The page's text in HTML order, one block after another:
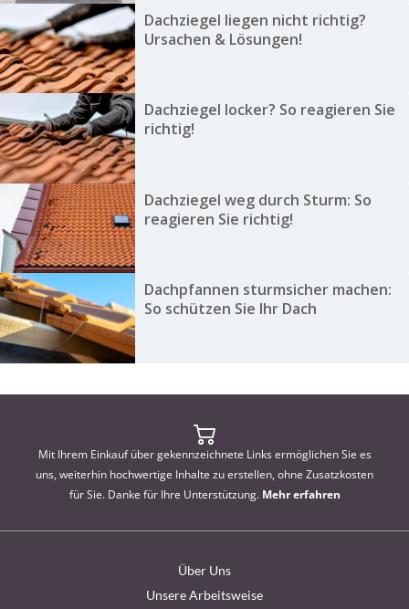
Dachziegel liegen nicht richtig?
Ursachen & Lösungen!
Dachziegel locker? So reagieren Sie
richtig!
Dachziegel weg durch Sturm: So
reagieren Sie richtig!
Dachpfannen sturmsicher machen:
So schützen Sie Ihr Dach
Mit Ihrem Einkauf über gekennzeichnete Links ermöglichen Sie es
uns, weiterhin hochwertige Inhalte zu erstellen, ohne Zusatzkosten
für Sie. Danke für Ihre Unterstützung. Mehr erfahren
Über Uns
Unsere Arbeitsweise